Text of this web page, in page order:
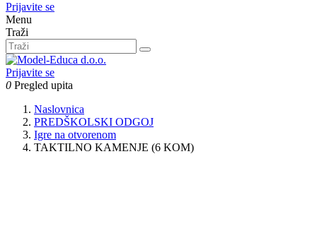
Prijavite se
Menu
Traži
Prijavite se
0 Pregled upita
Naslovnica
PREDŠKOLSKI ODGOJ
Igre na otvorenom
TAKTILNO KAMENJE (6 KOM)